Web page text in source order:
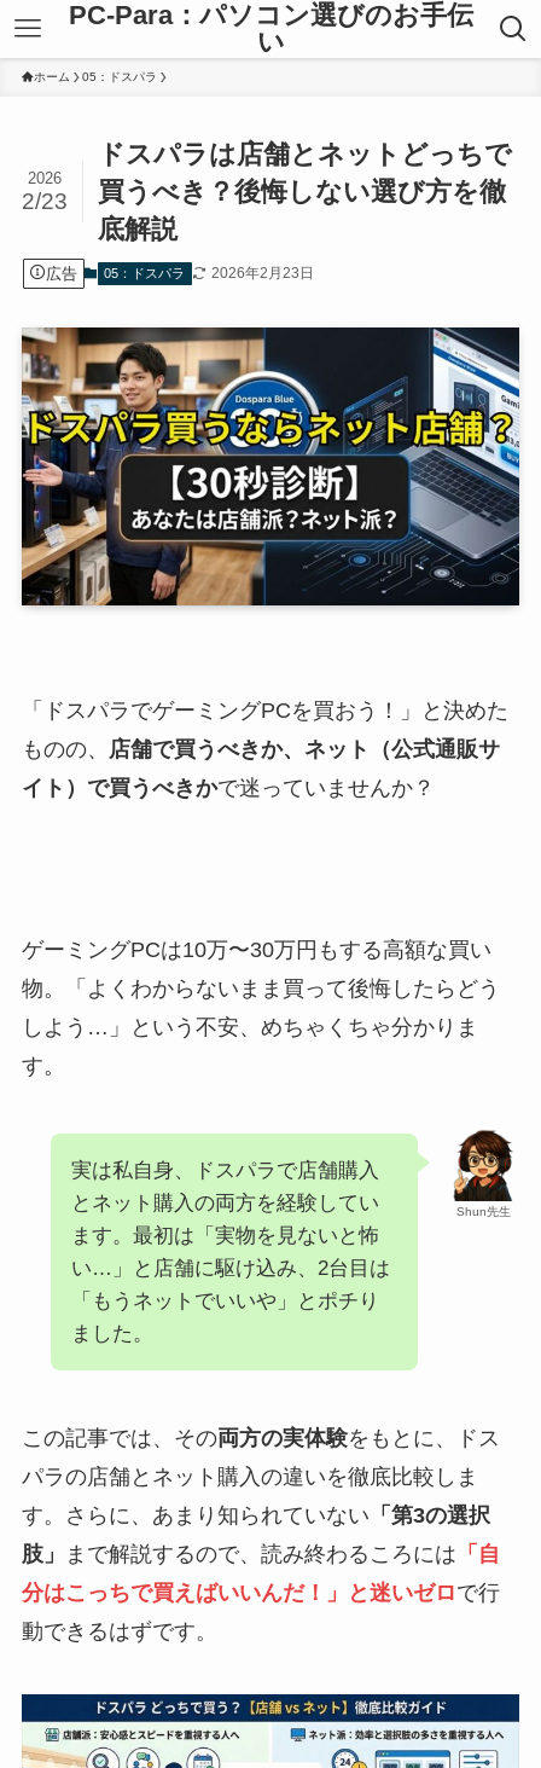
PC-Para：パソコン選びのお手伝
い
ホーム 05：ドスパラ
ドスパラは店舗とネットどっちで
買うべき？後悔しない選び方を徹
底解説
2026
2/23
広告 05：ドスパラ 2026年2月23日
「ドスパラでゲーミングPCを買おう！」と決めた
ものの、 店舗で買うべきか、ネット（公式通販サ
イト）で買うべきかで迷っていませんか？
ゲーミングPCは10万〜30万円もする高額な買い
物。「よくわからないまま買って後悔したらどう
しよう…」という不安、めちゃくちゃ分かりま
す。
Shun先生
実は私自身、ドスパラで店舗購入
とネット購入の両方を経験してい
ます。最初は「実物を見ないと怖
い…」と店舗に駆け込み、2台目は
「もうネットでいいや」とポチり
ました。
この記事では、その両方の実体験をもとに、ドス
パラの店舗とネット購入の違いを徹底比較しま
す。さらに、あまり知られていない 「第3の選択
肢」
まで解説するので、読み終わるころには 「自
分はこっちで買えばいいんだ！」と迷いゼロで行
動できるはずです。